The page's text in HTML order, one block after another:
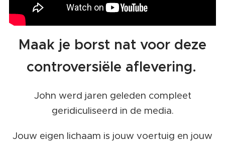
Maak je borst nat voor deze
controversiële aflevering.
John werd jaren geleden compleet
geridiculiseerd in de media.
Jouw eigen lichaam is jouw voertuig en jouw